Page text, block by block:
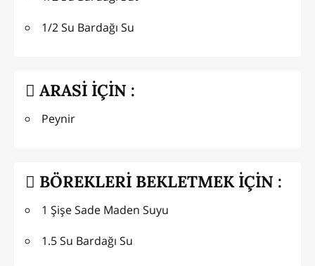
1/2 Su Bardağı Su
ARASİ İÇİN :
Peynir
BÖREKLERİ BEKLETMEK İÇİN :
1 Şişe Sade Maden Suyu
1.5 Su Bardağı Su